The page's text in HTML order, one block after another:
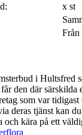
x st
Från
i Hultsfred
den där särskilda
som var
deras tjänst kan
och kära på ett